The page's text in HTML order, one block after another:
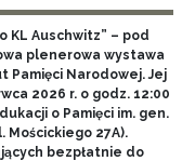
KL Auschwitz” – pod
plenerowa wystawa
Narodowej. Jej
2026 r. o godz. 12:00
o Pamięci im. gen.
Mościckiego 27A).
bezpłatnie do